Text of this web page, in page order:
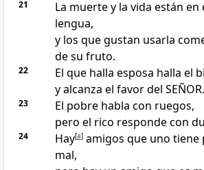
21
La muerte y la vida están en
lengua,
y los que gustan usarla
de su fruto.
22
El que halla esposa halla el
y alcanza el favor del SEÑOR.
23
El pobre habla con ruegos,
pero el rico responde con
24 Hay[a]amigos que uno tiene
mal,